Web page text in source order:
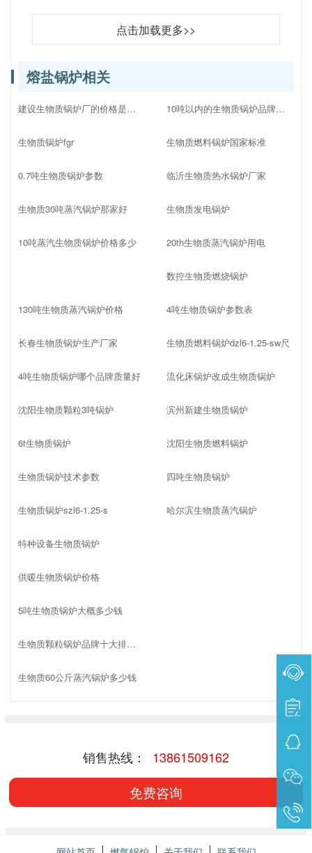
点击加载更多>>
熔盐锅炉相关
建设生物质锅炉厂的价格是多少
生物质锅炉fgr
0.7吨生物质锅炉参数
生物质30吨蒸汽锅炉那家好
10吨蒸汽生物质锅炉价格多少
10吨以内的生物质锅炉品牌十大排名
生物质燃料锅炉国家标准
临沂生物质热水锅炉厂家
生物质发电锅炉
20th生物质蒸汽锅炉用电
数控生物质燃烧锅炉
130吨生物质蒸汽锅炉价格
长春生物质锅炉生产厂家
4吨生物质锅炉哪个品牌质量好
沈阳生物质颗粒3吨锅炉
6t生物质锅炉
生物质锅炉技术参数
4吨生物质锅炉参数表
生物质燃料锅炉dzl6-1.25-sw尺
流化床锅炉改成生物质锅炉
滨州新建生物质锅炉
沈阳生物质燃料锅炉
四吨生物质锅炉
生物质锅炉szl6-1.25-s
特种设备生物质锅炉
供暖生物质锅炉价格
5吨生物质锅炉大概多少钱
生物质颗粒锅炉品牌十大排名榜
生物质60公斤蒸汽锅炉多少钱
哈尔滨生物质蒸汽锅炉
销售热线： 13861509162
免费咨询